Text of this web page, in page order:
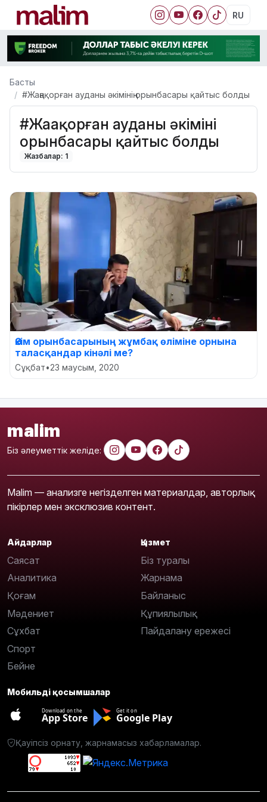
RU
Басты
#Жаңақорған ауданы әкімінің орынбасары қайтыс болды
#Жаңақорған ауданы әкімінің
орынбасары қайтыс болды
Жазбалар: 1
Әкім орынбасарының жұмбақ өліміне орнына
таласқандар кінәлі ме?
Сұқбат•23 маусым, 2020
malim
Біз әлеуметтік желіде:
Malim — анализге негізделген материалдар, авторлық
пікірлер мен эксклюзив контент.
Айдарлар
Саясат
Аналитика
Қоғам
Мәдениет
Сұхбат
Спорт
Бейне
Қызмет
Біз туралы
Жарнама
Байланыс
Құпиялылық
Пайдалану ережесі
Мобильді қосымшалар
Download on the
App Store
Get it on
Google Play
Қауіпсіз орнату, жарнамасыз хабарламалар.